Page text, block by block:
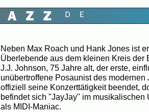
Neben Max Roach und Hank Jones ist
Überlebende aus dem kleinen Kreis der
J.J. Johnson, 75 Jahre alt, der erste,
unübertroffene Posaunist des modernen
offiziell seine Konzerttätigkeit beendet,
befindet sich "JayJay" im musikalischen
als MIDI-Maniac.